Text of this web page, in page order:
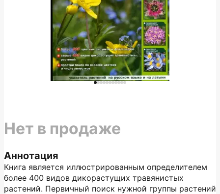
Аннотация
Книга является иллюстрированным определителем
более 400 видов дикорастущих травянистых
растений. Первичный поиск нужной группы растений
Нет в продаже